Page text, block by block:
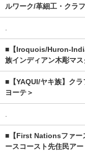
ルワーク/革細工・クラ
■【Iroquois/Huron-
族インディアン木彫マス
■【YAQUI/ヤキ族】ク
ヨーテ＞
■【First Nationsファー
ースコースト先住民アー